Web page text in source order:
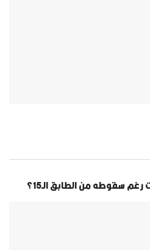
سقوطه من الطابق الـ15؟